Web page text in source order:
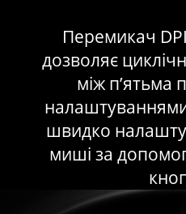
Перемикач
дозволяє
між п’ятьма
швидко
миші за